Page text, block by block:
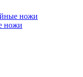
ножи
ножи